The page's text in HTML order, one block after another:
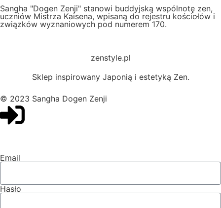
Sangha "Dogen Zenji" stanowi buddyjską wspólnotę zen,
uczniów Mistrza Kaisena, wpisaną do rejestru kościołów i
związków wyznaniowych pod numerem 170.
zenstyle.pl
Sklep inspirowany Japonią i estetyką Zen.
© 2023 Sangha Dogen Zenji
Email
Hasło